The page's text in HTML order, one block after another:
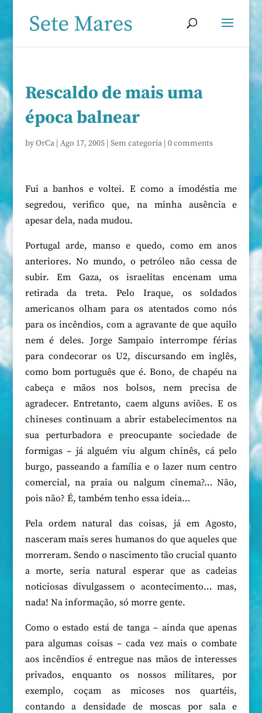
Rescaldo de mais uma
época balnear
byOrCa| Ago 17, 2005| Sem categoria| 0 comments
Fui a banhos e voltei. E como a imodéstia me
segredou, verifico que, na minha ausência e
apesar dela, nada mudou.
Portugal arde, manso e quedo, como em anos
anteriores. No mundo, o petróleo não cessa de
subir. Em Gaza, os israelitas encenam uma
retirada da treta. Pelo Iraque, os soldados
americanos olham para os atentados como nós
para os incêndios, com a agravante de que aquilo
nem é deles. Jorge Sampaio interrompe férias
para condecorar os U2, discursando em inglês,
como bom português que é. Bono, de chapéu na
cabeça e mãos nos bolsos, nem precisa de
agradecer. Entretanto, caem alguns aviões. E os
chineses continuam a abrir estabelecimentos na
sua perturbadora e preocupante sociedade de
formigas – já alguém viu algum chinês, cá pelo
burgo, passeando a família e o lazer num centro
comercial, na praia ou nalgum cinema?… Não,
pois não? É, também tenho essa ideia…
Pela ordem natural das coisas, já em Agosto,
nasceram mais seres humanos do que aqueles que
morreram. Sendo o nascimento tão crucial quanto
a morte, seria natural esperar que as cadeias
noticiosas divulgassem o acontecimento… mas,
nada! Na informação, só morre gente.
Como o estado está de tanga – ainda que apenas
para algumas coisas – cada vez mais o combate
aos incêndios é entregue nas mãos de interesses
privados, enquanto os nossos militares, por
exemplo, coçam as micoses nos quartéis,
contando a densidade de moscas por sala e